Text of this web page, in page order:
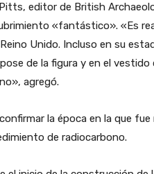
editor de British
«fantástico». «Es
Unido. Incluso en su
de la figura y en el
agregó.
la época en la que
de radiocarbono.